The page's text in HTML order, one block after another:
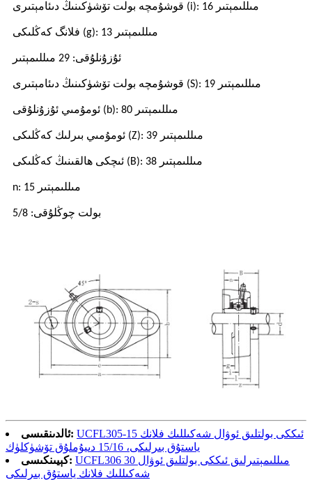
قوشۇمچە بولت تۆشۈكىنىڭ دىئامېتىرى (i): 16 مىللىمېتىر
فلانگ كەڭلىكى (g): 13 مىللىمېتىر
ئۇزۇنلۇقى: 29 مىللىمېتىر
قوشۇمچە بولت تۆشۈكىنىڭ دىئامېتىرى (S): 19 مىللىمېتىر
ئومۇمىي ئۇزۇنلۇقى (b): 80 مىللىمېتىر
ئومۇمىي بىرلىك كەڭلىكى (Z): 39 مىللىمېتىر
ئىچكى ھالقىنىڭ كەڭلىكى (B): 38 مىللىمېتىر
n: 15 مىللىمېتىر
بولت چوڭلۇقى: 5/8
ئالدىنقىسى: UCFL305-15 ئىككى بولتلىق ئوۋال شەكىللىك فلانك
ياستۇق بىرلىكى، 15/16 دىيۇملۇق تۆشۈكلۈك
كېيىنكىسى: UCFL306 30 مىللىمېتىرلىق ئىككى بولتلىق ئوۋال
شەكىللىك فلانك ياستۇق بىرلىكى